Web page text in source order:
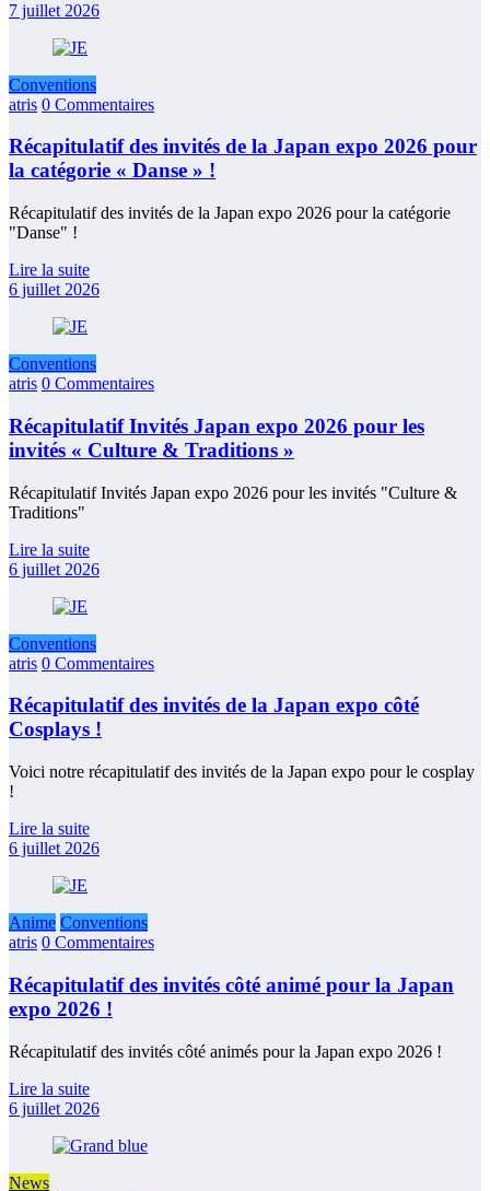
7 juillet 2026
Conventions
atris 0 Commentaires
Récapitulatif des invités de la Japan expo 2026 pour
la catégorie « Danse » !
Récapitulatif des invités de la Japan expo 2026 pour la catégorie
"Danse" !
Lire la suite
6 juillet 2026
Conventions
atris 0 Commentaires
Récapitulatif Invités Japan expo 2026 pour les
invités « Culture & Traditions »
Récapitulatif Invités Japan expo 2026 pour les invités "Culture &
Traditions"
Lire la suite
6 juillet 2026
Conventions
atris 0 Commentaires
Récapitulatif des invités de la Japan expo côté
Cosplays !
Voici notre récapitulatif des invités de la Japan expo pour le cosplay
!
Lire la suite
6 juillet 2026
Anime Conventions
atris 0 Commentaires
Récapitulatif des invités côté animé pour la Japan
expo 2026 !
Récapitulatif des invités côté animés pour la Japan expo 2026 !
Lire la suite
6 juillet 2026
News